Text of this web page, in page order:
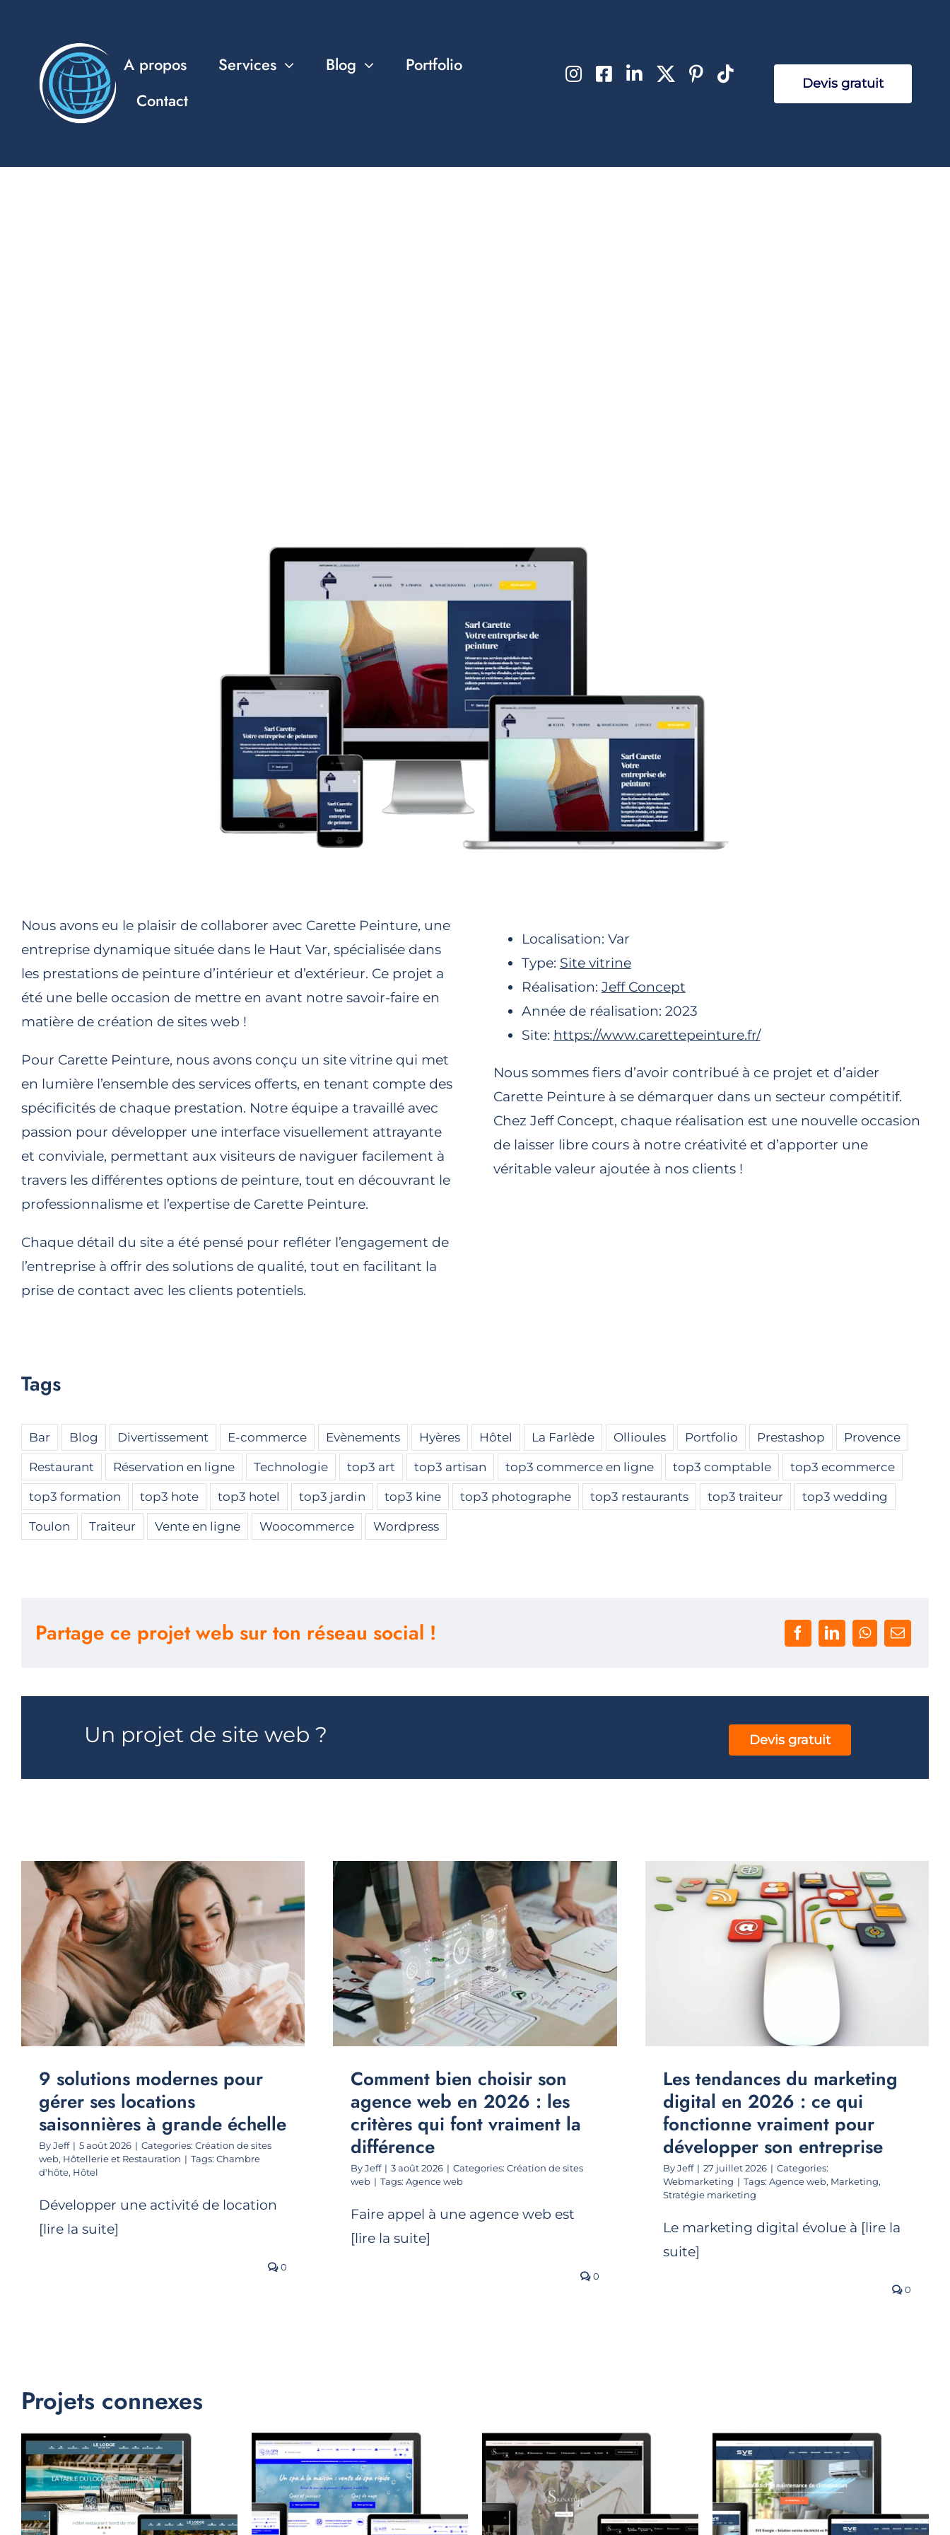
contenu
A propos Services Blog
Portfolio
Contact
Devis gratuit
Nous avons eu le plaisir de collaborer avec Carette Peinture, une
entreprise dynamique située dans le Haut Var, spécialisée dans
les prestations de peinture d’intérieur et d’extérieur. Ce projet a
été une belle occasion de mettre en avant notre savoir-faire en
matière de création de sites web !
Pour Carette Peinture, nous avons conçu un site vitrine qui met
en lumière l’ensemble des services offerts, en tenant compte des
spécificités de chaque prestation. Notre équipe a travaillé avec
passion pour développer une interface visuellement attrayante
et conviviale, permettant aux visiteurs de naviguer facilement à
travers les différentes options de peinture, tout en découvrant le
professionnalisme et l’expertise de Carette Peinture.
Chaque détail du site a été pensé pour refléter l’engagement de
l’entreprise à offrir des solutions de qualité, tout en facilitant la
prise de contact avec les clients potentiels.
Localisation: Var
Type: Site vitrine
Réalisation: Jeff Concept
Année de réalisation: 2023
Site: https://www.carettepeinture.fr/
Nous sommes fiers d’avoir contribué à ce projet et d’aider
Carette Peinture à se démarquer dans un secteur compétitif.
Chez Jeff Concept, chaque réalisation est une nouvelle occasion
de laisser libre cours à notre créativité et d’apporter une
véritable valeur ajoutée à nos clients !
Tags
Bar Blog Divertissement E-commerce Evènements Hyères Hôtel La Farlède Ollioules Portfolio Prestashop
Provence
Restaurant
Réservation en ligne Technologie top3 art top3 artisan top3 commerce en ligne top3 comptable
top3 ecommerce
top3 formation
top3 hote top3 hotel top3 jardin top3 kine top3 photographe top3 restaurants top3 traiteur
top3 wedding
Toulon
Traiteur Vente en ligne Woocommerce Wordpress
Partage ce projet web sur ton réseau social !
Un projet de site web ? Devis gratuit
9 solutions modernes pour
gérer ses locations
saisonnières à grande échelle
ByJeff | 5 août 2026 | Categories: Création de sites
web, Hôtellerie et Restauration | Tags: Chambre
d'hôte, Hôtel
Développer une activité de location
[lire la suite]
0
Comment bien choisir son
agence web en 2026 : les
critères qui font vraiment la
différence
ByJeff | 3 août 2026 | Categories:Création de sites
web | Tags:Agence web
Faire appel à une agence web est
[lire la suite]
0
Les tendances du marketing
digital en 2026 : ce qui
fonctionne vraiment pour
développer son entreprise
ByJeff | 27 juillet 2026 | Categories:
Webmarketing | Tags: Agence web, Marketing,
Stratégie marketing
Le marketing digital évolue à [lire la
suite]
0
Projets connexes